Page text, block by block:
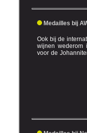
Ook bij de
wijnen wederom
voor de Johanniter 2017 en een seal of Approval voor